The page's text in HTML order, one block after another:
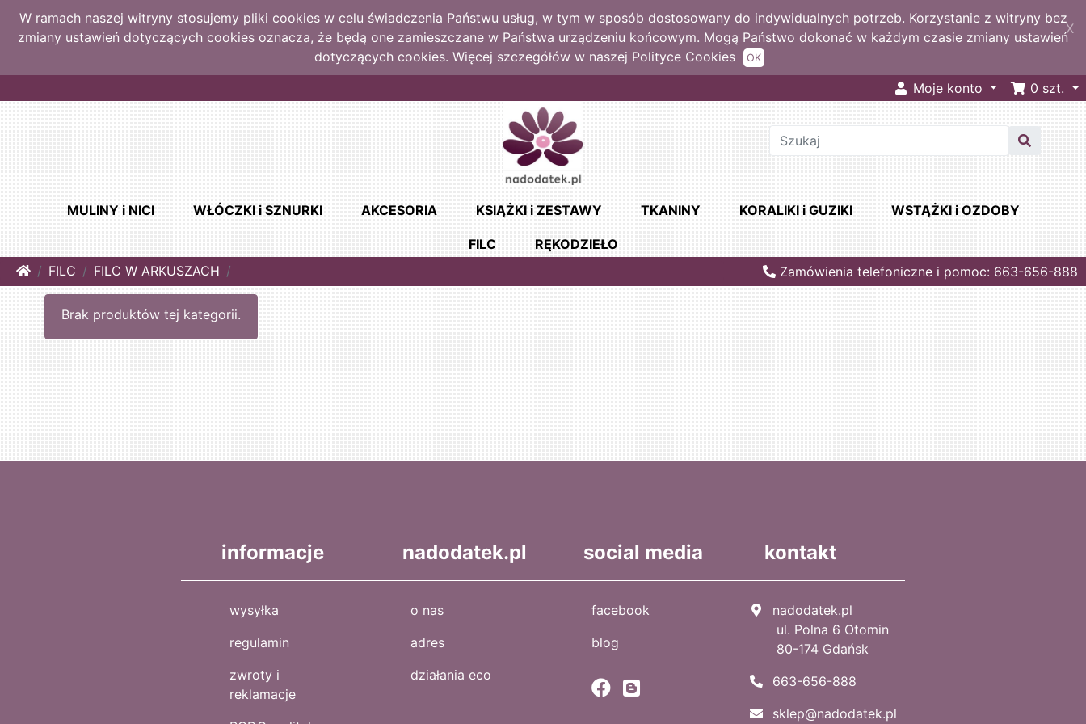
W ramach naszej witryny stosujemy pliki cookies w celu świadczenia Państwu usług, w tym w sposób dostosowany do indywidualnych potrzeb. Korzystanie z witryny bez
zmiany ustawień dotyczących cookies oznacza, że będą one zamieszczane w Państwa urządzeniu końcowym. Mogą Państwo dokonać w każdym czasie zmiany ustawień
dotyczących cookies. Więcej szczegółów w naszej Polityce Cookies
X
OK
Moje konto 0 szt.
MULINY i NICI WŁÓCZKI i SZNURKI AKCESORIA KSIĄŻKI i ZESTAWY TKANINY KORALIKI i GUZIKI WSTĄŻKI i OZDOBY
FILC
RĘKODZIEŁO
Home
FILC FILC W ARKUSZACH Zamówienia telefoniczne i pomoc: 663-656-888
Brak produktów tej kategorii.
informacje
wysyłka
regulamin
zwroty i
reklamacje
nadodatek.pl
o nas
adres
działania eco
social media
facebook
blog
kontakt
nadodatek.pl
ul. Polna 6 Otomin
80-174 Gdańsk
663-656-888
sklep@nadodatek.pl